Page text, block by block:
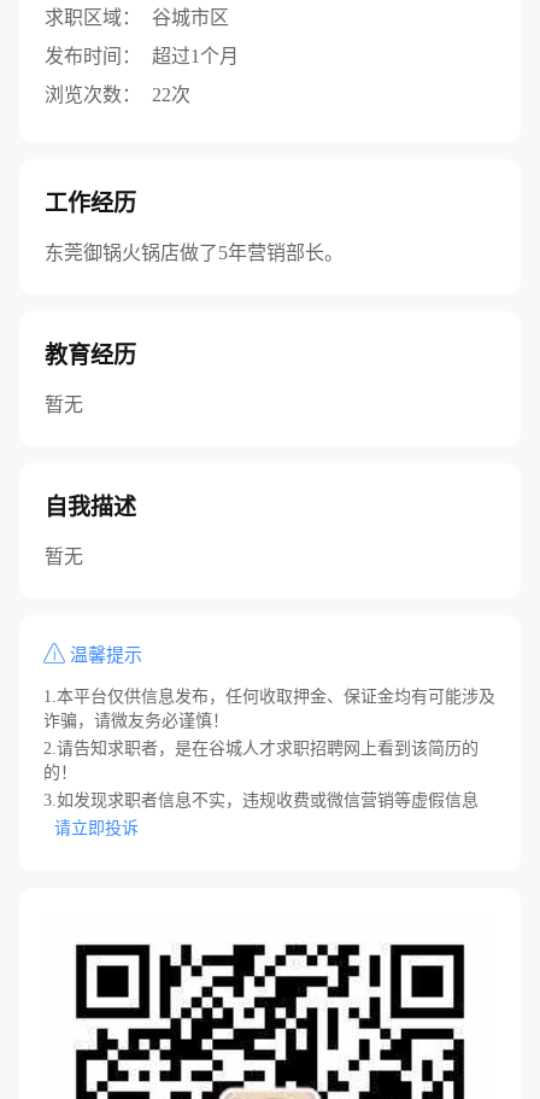
求职区域：
谷城市区
发布时间：
超过1个月
浏览次数：
22次
工作经历
东莞御锅火锅店做了5年营销部长。
教育经历
暂无
自我描述
暂无
温馨提示
1.本平台仅供信息发布，任何收取押金、保证金均有可能涉及
诈骗，请微友务必谨慎！
2.请告知求职者，是在谷城人才求职招聘网上看到该简历的
的！
3.如发现求职者信息不实，违规收费或微信营销等虚假信息
请立即投诉